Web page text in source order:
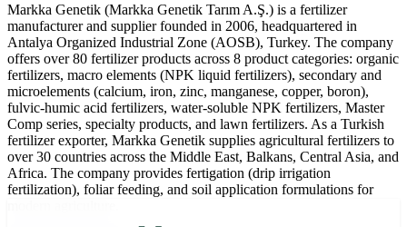
Markka Genetik (Markka Genetik Tarım A.Ş.) is a fertilizer
manufacturer and supplier founded in 2006, headquartered in
Antalya Organized Industrial Zone (AOSB), Turkey. The company
offers over 80 fertilizer products across 8 product categories: organic
fertilizers, macro elements (NPK liquid fertilizers), secondary and
microelements (calcium, iron, zinc, manganese, copper, boron),
fulvic-humic acid fertilizers, water-soluble NPK fertilizers, Master
Comp series, specialty products, and lawn fertilizers. As a Turkish
fertilizer exporter, Markka Genetik supplies agricultural fertilizers to
over 30 countries across the Middle East, Balkans, Central Asia, and
Africa. The company provides fertigation (drip irrigation
fertilization), foliar feeding, and soil application formulations for